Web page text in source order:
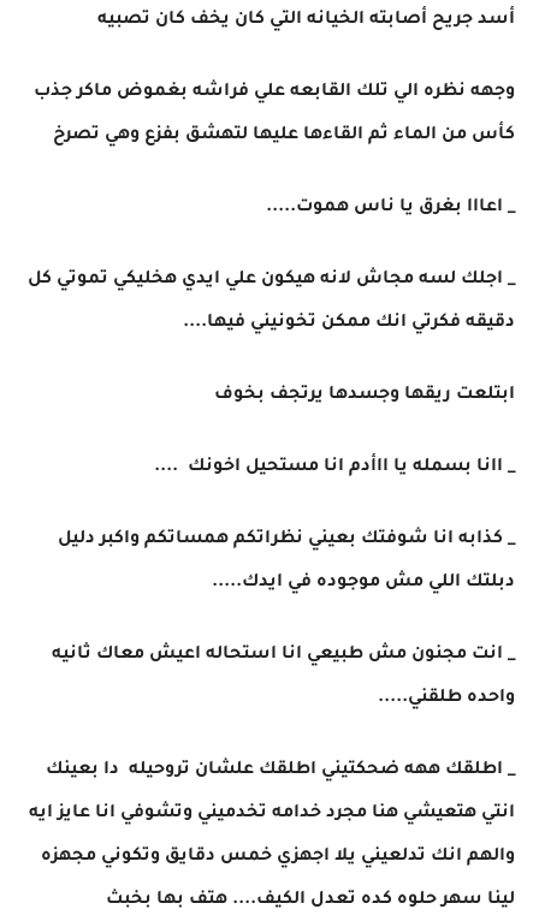
أسد جريح أصابته الخيانه التي كان يخف كان تصبيه
وجهه نظره الي تلك القابعه علي فراشه بغموض ماكر جذب
كأس من الماء ثم القاءها عليها لتهشق بفزع وهي تصرخ
_ اعااا بغرق يا ناس هموت.....
_ اجلك لسه مجاش لانه هيكون علي ايدي هخليكي تموتي كل
دقيقه فكرتي انك ممكن تخونيني فيها....
ابتلعت ريقها وجسدها يرتجف بخوف
_ اانا بسمله يا ااأدم انا مستحيل اخونك ....
_ كذابه انا شوفتك بعيني نظراتكم همساتكم واكبر دليل
دبلتك اللي مش موجوده في ايدك.....
_ انت مجنون مش طبيعي انا استحاله اعيش معاك ثانيه
واحده طلقني.....
_ اطلقك ههه ضحكتيني اطلقك علشان تروحيله دا بعينك
انتي هتعيشي هنا مجرد خدامه تخدميني وتشوفي انا عايز ايه
والهم انك تدلعيني يلا اجهزي خمس دقايق وتكوني مجهزه
لينا سهر حلوه كده تعدل الكيف.... هتف بها بخبث